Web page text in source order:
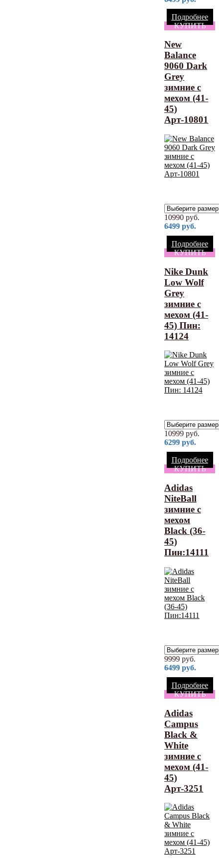
Подробнее
КУПИТЬ
New
Balance
9060 Dark
Grey
зимние с
мехом (41-
45)
Арт-10801
10990 руб.
6499 руб.
Подробнее
КУПИТЬ
Nike Dunk
Low Wolf
Grey
зимние с
мехом (41-
45) Пин:
14124
10999 руб.
6299 руб.
Подробнее
КУПИТЬ
Adidas
NiteBall
зимние с
мехом
Black (36-
45)
Пин:14111
9999 руб.
6499 руб.
Подробнее
КУПИТЬ
Adidas
Campus
Black &
White
зимние с
мехом (41-
45)
Арт-3251